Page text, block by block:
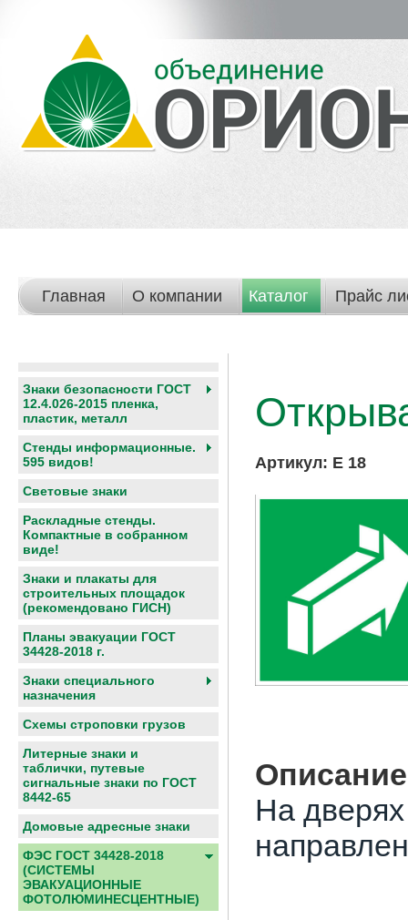
Главная О компании Каталог Прайс
Знаки безопасности ГОСТ
12.4.026-2015 пленка,
пластик, металл
Стенды информационные.
595 видов!
Световые знаки
Раскладные стенды.
Компактные в собранном
виде!
Знаки и плакаты для
строительных площадок
(рекомендовано ГИСН)
Планы эвакуации ГОСТ
34428-2018 г.
Знаки специального
назначения
Схемы строповки грузов
Литерные знаки и
таблички, путевые
сигнальные знаки по ГОСТ
8442-65
Домовые адресные знаки
ФЭС ГОСТ 34428-2018
(СИСТЕМЫ
ЭВАКУАЦИОННЫЕ
ФОТОЛЮМИНЕСЦЕНТНЫЕ)
Артикул: E 18
На